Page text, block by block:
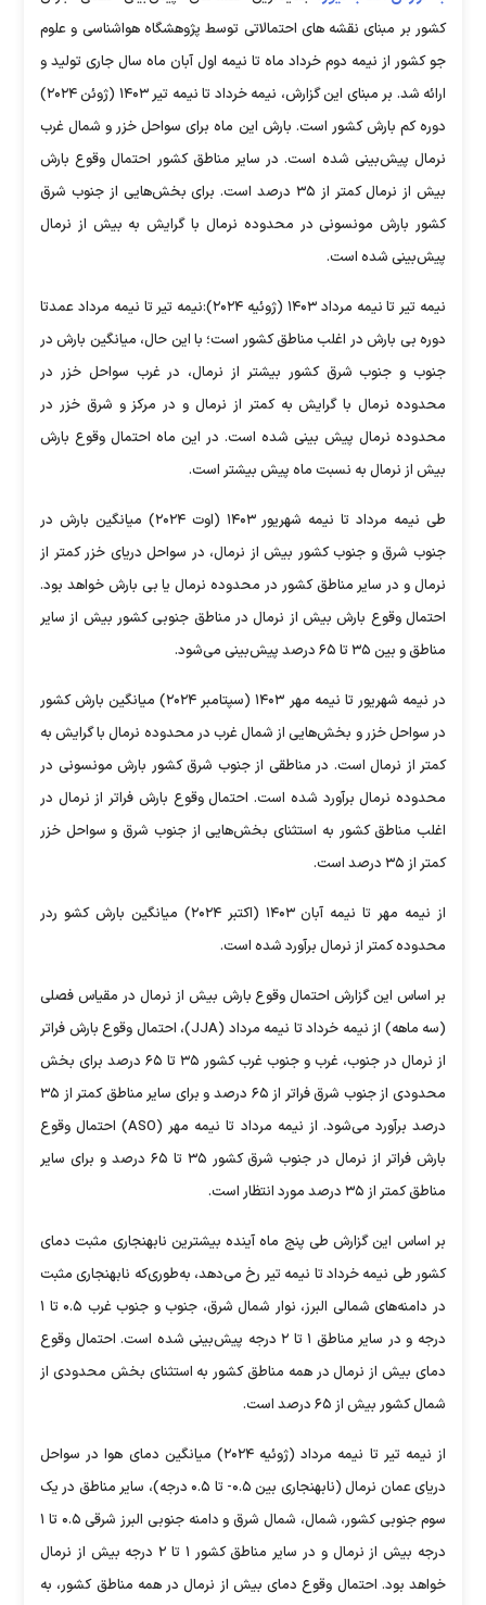
کشور بر مبنای نقشه های احتمالاتی توسط پژوهشگاه هواشناسی و علوم
جو کشور از نیمه دوم خرداد ماه تا نیمه اول آبان ماه سال جاری تولید و
ارائه شد. بر مبنای این گزارش، نیمه خرداد تا نیمه تیر ۱۴۰۳ (ژوئن ۲۰۲۴)
دوره کم ‌بارش کشور است. بارش این ماه برای سواحل خزر و شمال ‌غرب
نرمال پیش‌بینی شده است. در سایر مناطق کشور احتمال وقوع بارش
بیش از نرمال کمتر از ۳۵ درصد است. برای بخش‌هایی از جنوب ‌شرق
کشور بارش مونسونی در محدوده نرمال با گرایش به بیش از نرمال
پیش‌بینی شده است.
نیمه تیر تا نیمه مرداد ۱۴۰۳ (ژوئیه ۲۰۲۴):نیمه تیر تا نیمه مرداد عمدتا
دوره بی ‌بارش در اغلب مناطق کشور است؛ با این حال، میانگین بارش در
جنوب و جنوب ‌شرق کشور بیشتر از نرمال، در غرب سواحل خزر در
محدوده نرمال با گرایش به کمتر از نرمال و در مرکز و شرق خزر در
محدوده نرمال پیش ‌بینی شده است. در این ماه احتمال وقوع بارش
بیش از نرمال به نسبت ماه پیش بیشتر است.
طی نیمه مرداد تا نیمه شهریور ۱۴۰۳ (اوت ۲۰۲۴) میانگین بارش در
جنوب‌ شرق و جنوب کشور بیش از نرمال، در سواحل دریای خزر کمتر از
نرمال و در سایر مناطق کشور در محدوده نرمال یا بی‌ بارش خواهد بود.
احتمال وقوع بارش بیش از نرمال در مناطق جنوبی کشور بیش از سایر
مناطق و بین ۳۵ تا ۶۵ درصد پیش‌بینی می‌شود.
در نیمه شهریور تا نیمه مهر ۱۴۰۳ (سپتامبر ۲۰۲۴) میانگین بارش کشور
در سواحل خزر و بخش‌هایی از شمال ‌غرب در محدوده نرمال با گرایش به
کمتر از نرمال است. در مناطقی از جنوب ‌شرق کشور بارش مونسونی در
محدوده نرمال برآورد شده است. احتمال وقوع بارش فراتر از نرمال در
اغلب مناطق کشور به استثنای بخش‌هایی از جنوب‌ شرق و سواحل خزر
کمتر از ۳۵ درصد است.
از نیمه مهر تا نیمه آبان ۱۴۰۳ (اکتبر ۲۰۲۴) میانگین بارش کشو ردر
محدوده کمتر از نرمال برآورد شده است.
بر اساس این گزارش احتمال وقوع بارش بیش از نرمال در مقیاس فصلی
(سه ماهه) از نیمه خرداد تا نیمه مرداد (JJA)، احتمال وقوع بارش فراتر
از نرمال در جنوب، غرب و جنوب ‌غرب کشور ۳۵ تا ۶۵ درصد برای بخش
محدودی از جنوب‌ شرق فراتر از ۶۵ درصد و برای سایر مناطق کمتر از ۳۵
درصد برآورد می‌شود. از نیمه مرداد تا نیمه مهر (ASO) احتمال وقوع
بارش فراتر از نرمال در جنوب ‌شرق کشور ۳۵ تا ۶۵ درصد و برای سایر
مناطق کمتر از ۳۵ درصد مورد انتظار است.
بر اساس این گزارش طی پنج ماه آینده بیشترین نابهنجاری مثبت دمای
کشور طی نیمه خرداد تا نیمه تیر رخ می‌دهد، به‌طوری‌که نابهنجاری مثبت
در دامنه‌های شمالی البرز، نوار شمال ‌شرق، جنوب و جنوب ‌غرب ۰.۵ تا ۱
درجه و در سایر مناطق ۱ تا ۲ درجه پیش‌بینی شده است. احتمال وقوع
دمای بیش از نرمال در همه مناطق کشور به استثنای بخش محدودی از
شمال کشور بیش از ۶۵ درصد است.
از نیمه تیر تا نیمه مرداد (ژوئیه ۲۰۲۴) میانگین دمای هوا در سواحل
دریای عمان نرمال (نابهنجاری بین ۰.۵- تا ۰.۵ درجه)، سایر مناطق در یک‌
سوم جنوبی کشور، شمال، شمال ‌شرق و دامنه جنوبی البرز شرقی ۰.۵ تا ۱
درجه بیش از نرمال و در سایر مناطق کشور ۱ تا ۲ درجه بیش از نرمال
خواهد بود. احتمال وقوع دمای بیش از نرمال در همه مناطق کشور، به